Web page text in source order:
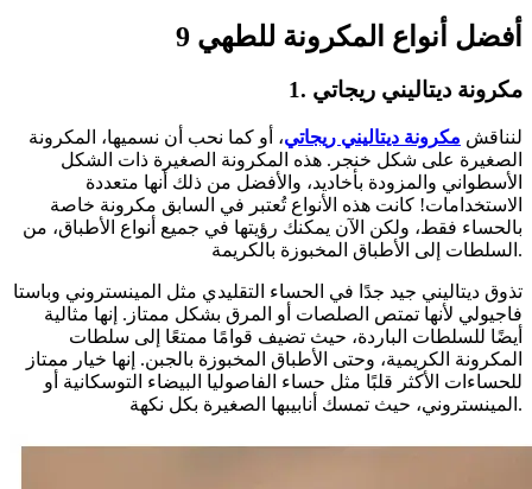
9 أفضل أنواع المكرونة للطهي
1. مكرونة ديتاليني ريجاتي
لنناقش مكرونة ديتاليني ريجاتي، أو كما نحب أن نسميها، المكرونة
الصغيرة على شكل خنجر. هذه المكرونة الصغيرة ذات الشكل
الأسطواني والمزودة بأخاديد، والأفضل من ذلك أنها متعددة
الاستخدامات! كانت هذه الأنواع تُعتبر في السابق مكرونة خاصة
بالحساء فقط، ولكن الآن يمكنك رؤيتها في جميع أنواع الأطباق، من
السلطات إلى الأطباق المخبوزة بالكريمة.
تذوق ديتاليني جيد جدًا في الحساء التقليدي مثل المينستروني وباستا
فاجيولي لأنها تمتص الصلصات أو المرق بشكل ممتاز. إنها مثالية
أيضًا للسلطات الباردة، حيث تضيف قوامًا ممتعًا إلى سلطات
المكرونة الكريمية، وحتى الأطباق المخبوزة بالجبن. إنها خيار ممتاز
للحساءات الأكثر قلبًا مثل حساء الفاصوليا البيضاء التوسكانية أو
المينستروني، حيث تمسك أنابيبها الصغيرة بكل نكهة.